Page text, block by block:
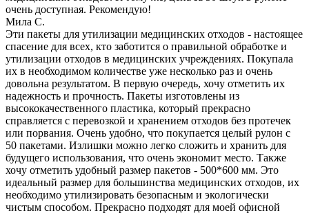
очень доступная. Рекомендую!
Мила С.
Эти пакеты для утилизации медицинских отходов - настоящее
спасение для всех, кто заботится о правильной обработке и
утилизации отходов в медицинских учреждениях. Покупала
их в необходимом количестве уже несколько раз и очень
довольна результатом. В первую очередь, хочу отметить их
надежность и прочность. Пакеты изготовлены из
высококачественного пластика, который прекрасно
справляется с перевозкой и хранением отходов без протечек
или порвания. Очень удобно, что покупается целый рулон с
50 пакетами. Излишки можно легко сложить и хранить для
будущего использования, что очень экономит место. Также
хочу отметить удобный размер пакетов - 500*600 мм. Это
идеальный размер для большинства медицинских отходов, их
необходимо утилизировать безопасным и экологически
чистым способом. Прекрасно подходят для моей офисной